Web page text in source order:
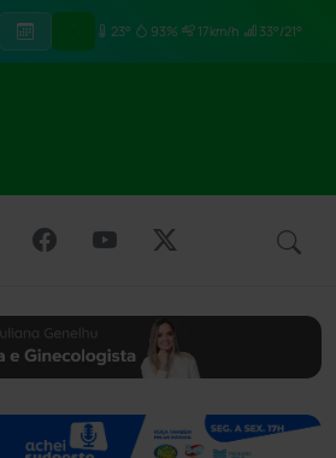
23° 93% 17km/h 33°/21°